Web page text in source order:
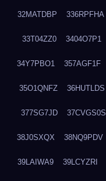
32MATDBP 336RPFHA
33T04ZZ0 3404O7P1
34Y7PBO1 357AGF1F
35O1QNFZ 36HUTLDS
377SG7JD 37CVGS0S
38J0SXQX 38NQ9PDV
39LAIWA9 39LCYZRI